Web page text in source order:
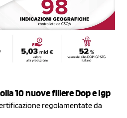
10 nuove filiere Dop e Igp
regolamentate da